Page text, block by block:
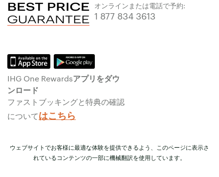
オンラインまたは電話で予約:
1 877 834 3613
IHG One Rewardsアプリをダウ
ンロード
ファストブッキングと特典の確認
についてはこちら
ウェブサイトでお客様に最適な体験を提供できるよう、このページに表示さ
れているコンテンツの一部に機械翻訳を使用しています。